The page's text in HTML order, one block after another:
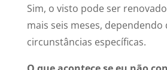
Sim, o visto pode ser
mais seis meses, dependendo
circunstâncias específicas.